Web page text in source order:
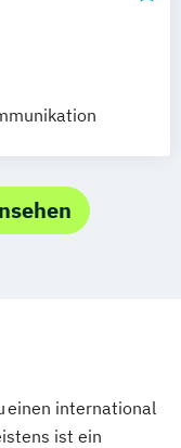
einen international
ist ein